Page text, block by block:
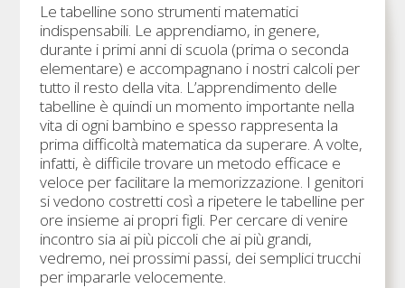
Le tabelline sono strumenti matematici
indispensabili. Le apprendiamo, in genere,
durante i primi anni di scuola (prima o seconda
elementare) e accompagnano i nostri calcoli per
tutto il resto della vita. L’apprendimento delle
tabelline è quindi un momento importante nella
vita di ogni bambino e spesso rappresenta la
prima difficoltà matematica da superare. A volte,
infatti, è difficile trovare un metodo efficace e
veloce per facilitare la memorizzazione. I genitori
si vedono costretti così a ripetere le tabelline per
ore insieme ai propri figli. Per cercare di venire
incontro sia ai più piccoli che ai più grandi,
vedremo, nei prossimi passi, dei semplici trucchi
per impararle velocemente.